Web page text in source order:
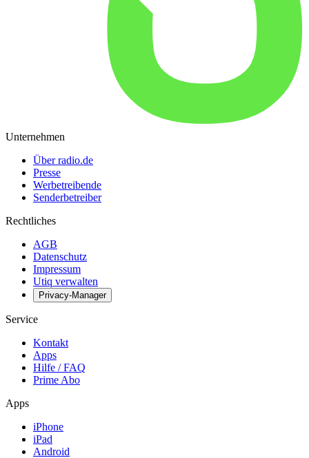
Unternehmen
Über radio.de
Presse
Werbetreibende
Senderbetreiber
Rechtliches
AGB
Datenschutz
Impressum
Utiq verwalten
Privacy-Manager
Service
Kontakt
Apps
Hilfe / FAQ
Prime Abo
Apps
iPhone
iPad
Android